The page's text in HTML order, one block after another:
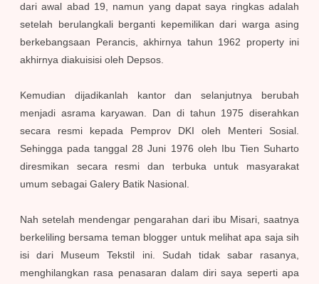
dari awal abad 19, namun yang dapat saya ringkas adalah
setelah berulangkali berganti kepemilikan dari warga asing
berkebangsaan Perancis, akhirnya tahun 1962 property ini
akhirnya diakuisisi oleh Depsos.
Kemudian dijadikanlah kantor dan selanjutnya berubah
menjadi asrama karyawan. Dan di tahun 1975 diserahkan
secara resmi kepada Pemprov DKI oleh Menteri Sosial.
Sehingga pada tanggal 28 Juni 1976 oleh Ibu Tien Suharto
diresmikan secara resmi dan terbuka untuk masyarakat
umum sebagai Galery Batik Nasional.
Nah setelah mendengar pengarahan dari ibu Misari, saatnya
berkeliling bersama teman blogger untuk melihat apa saja sih
isi dari Museum Tekstil ini. Sudah tidak sabar rasanya,
menghilangkan rasa penasaran dalam diri saya seperti apa